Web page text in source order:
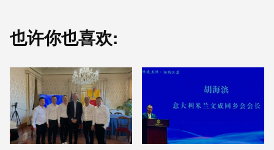
也许你也喜欢: